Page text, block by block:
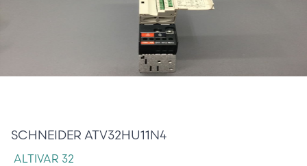
SCHNEIDER ATV32HU11N4
ALTIVAR 32